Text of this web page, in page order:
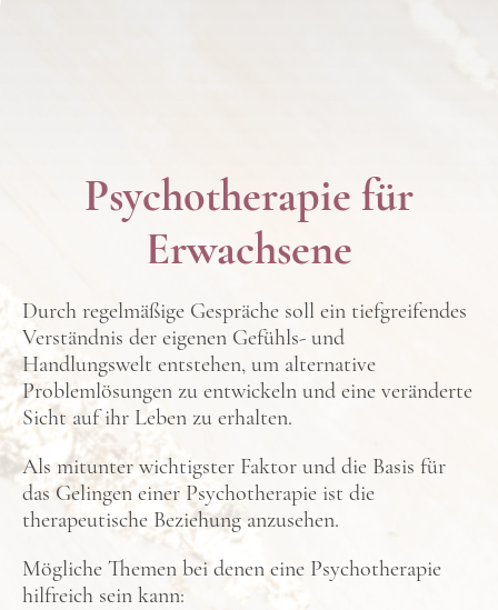
Psychotherapie für
Erwachsene
Durch regelmäßige Gespräche soll ein tiefgreifendes
Verständnis der eigenen Gefühls- und
Handlungswelt entstehen, um alternative
Problemlösungen zu entwickeln und eine veränderte
Sicht auf ihr Leben zu erhalten.
Als mitunter wichtigster Faktor und die Basis für
das Gelingen einer Psychotherapie ist die
therapeutische Beziehung anzusehen.
Mögliche Themen bei denen eine Psychotherapie
hilfreich sein kann: